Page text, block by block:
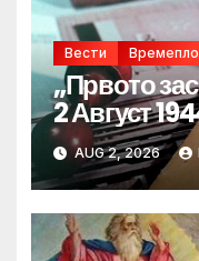
Вести
„Првото
2 Август
AUG 2, 2026